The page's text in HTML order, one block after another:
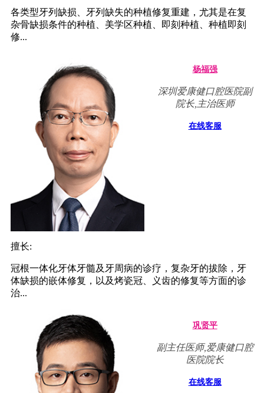
各类型牙列缺损、牙列缺失的种植修复重建，尤其是在复
杂骨缺损条件的种植、美学区种植、即刻种植、种植即刻
修...
杨福强
深圳爱康健口腔医院副
院长,主治医师
在线客服
擅长:
冠根一体化牙体牙髓及牙周病的诊疗，复杂牙的拔除，牙
体缺损的嵌体修复，以及烤瓷冠、义齿的修复等方面的诊
治...
巩贤平
副主任医师,爱康健口腔
医院院长
在线客服